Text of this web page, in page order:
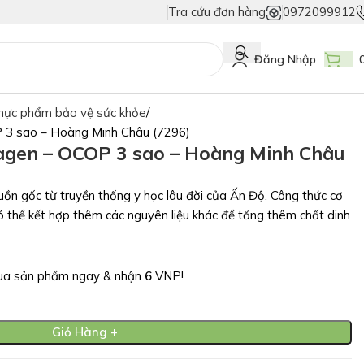
Nhất Chỉ Có Tem Vân Niêm Phong - Bảo Vệ Tuyệt Đối Hàng Thật! Niềm
Tra cứu đơn hàng 0972099912
Đăng Nhập
phẩm bảo vệ sức khỏe
3 sao – Hoàng Minh Châu (7296)
– OCOP 3 sao – Hoàng Minh Châu
gốc từ truyền thống y học lâu đời của Ấn Độ. Công thức cơ
thể kết hợp thêm các nguyên liệu khác để tăng thêm chất dinh
sản phẩm ngay & nhận 6VNP!
Giỏ Hàng +